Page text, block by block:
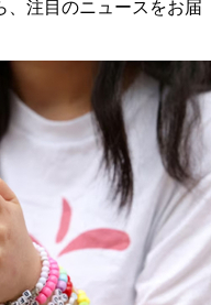
、注目のニュースをお届